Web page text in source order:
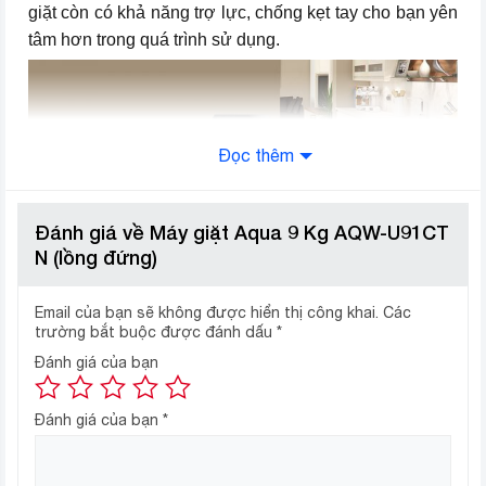
giặt còn có khả năng trợ lực, chống kẹt tay cho bạn yên
tâm hơn trong quá trình sử dụng.
Bảng điều khiển bên phải dễ thao tác
Aqua AQW-U91CT N thiết kế bảng điều khiển tiếng Việt
bên tay phải thuận tiện trong việc cài đặt, điều chỉnh
máy.
Khối lượng giặt 9 kg
Đọc thêm
Đánh giá về Máy giặt Aqua 9 Kg AQW-U91CT
N (lồng đứng)
Email của bạn sẽ không được hiển thị công khai. Các
trường bắt buộc được đánh dấu *
Đánh giá của bạn
Đánh giá của bạn *